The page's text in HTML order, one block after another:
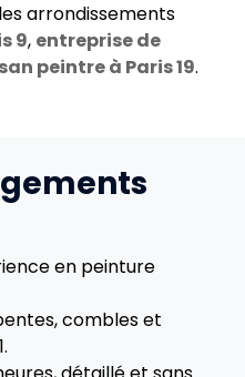
arrondissements
9, entreprise de
peintre à Paris 19.
en peinture
combles et